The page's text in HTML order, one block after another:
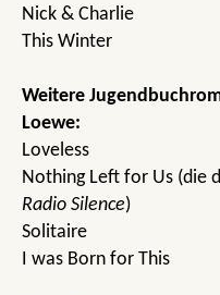
Nick & Charlie
This Winter
Weitere
Loewe:
Loveless
Nothing Left for Us (die
Radio Silence)
Solitaire
I was Born for This